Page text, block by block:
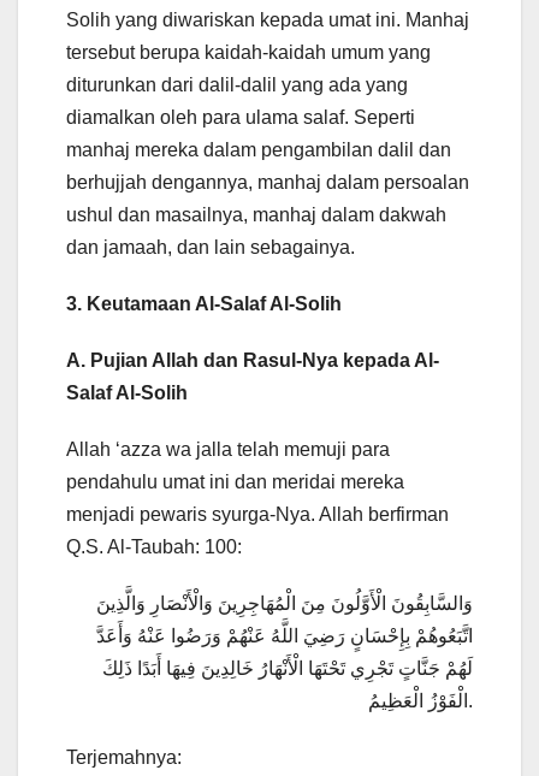
Solih yang diwariskan kepada umat ini. Manhaj
tersebut berupa kaidah-kaidah umum yang
diturunkan dari dalil-dalil yang ada yang
diamalkan oleh para ulama salaf. Seperti
manhaj mereka dalam pengambilan dalil dan
berhujjah dengannya, manhaj dalam persoalan
ushul dan masailnya, manhaj dalam dakwah
dan jamaah, dan lain sebagainya.
3. Keutamaan Al-Salaf Al-Solih
A. Pujian Allah dan Rasul-Nya kepada Al-
Salaf Al-Solih
Allah ‘azza wa jalla telah memuji para
pendahulu umat ini dan meridai mereka
menjadi pewaris syurga-Nya. Allah berfirman
Q.S. Al-Taubah: 100:
وَالسَّابِقُونَ الْأَوَّلُونَ مِنَ الْمُهَاجِرِينَ وَالْأَنْصَارِ وَالَّذِينَ
اتَّبَعُوهُمْ بِإِحْسَانٍ رَضِيَ اللَّهُ عَنْهُمْ وَرَضُوا عَنْهُ وَأَعَدَّ
لَهُمْ جَنَّاتٍ تَجْرِي تَحْتَهَا الْأَنْهَارُ خَالِدِينَ فِيهَا أَبَدًا ذَلِكَ
الْفَوْزُ الْعَظِيمُ.
Terjemahnya: